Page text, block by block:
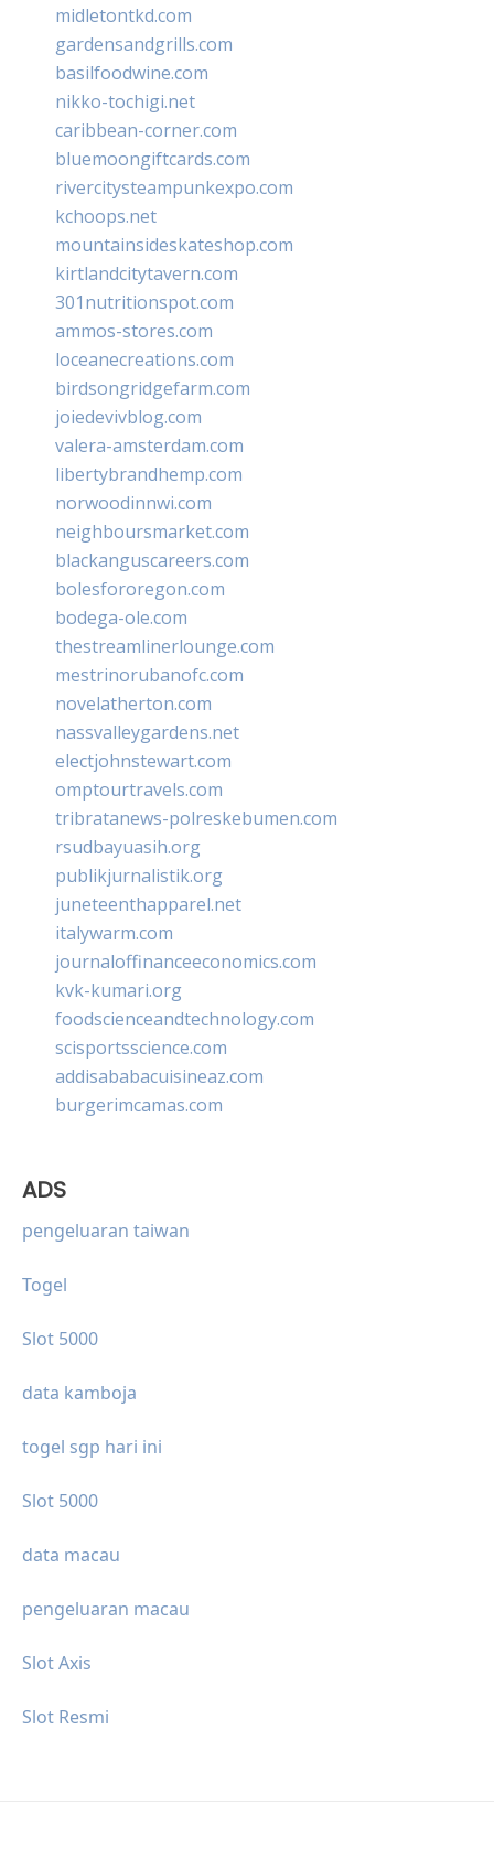
midletontkd.com
gardensandgrills.com
basilfoodwine.com
nikko-tochigi.net
caribbean-corner.com
bluemoongiftcards.com
rivercitysteampunkexpo.com
kchoops.net
mountainsideskateshop.com
kirtlandcitytavern.com
301nutritionspot.com
ammos-stores.com
loceanecreations.com
birdsongridgefarm.com
joiedevivblog.com
valera-amsterdam.com
libertybrandhemp.com
norwoodinnwi.com
neighboursmarket.com
blackanguscareers.com
bolesfororegon.com
bodega-ole.com
thestreamlinerlounge.com
mestrinorubanofc.com
novelatherton.com
nassvalleygardens.net
electjohnstewart.com
omptourtravels.com
tribratanews-polreskebumen.com
rsudbayuasih.org
publikjurnalistik.org
juneteenthapparel.net
italywarm.com
journaloffinanceeconomics.com
kvk-kumari.org
foodscienceandtechnology.com
scisportsscience.com
addisababacuisineaz.com
burgerimcamas.com
ADS
pengeluaran taiwan
Togel
Slot 5000
data kamboja
togel sgp hari ini
Slot 5000
data macau
pengeluaran macau
Slot Axis
Slot Resmi